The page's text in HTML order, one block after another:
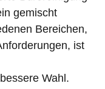
gemischt
Bereichen,
ist
Wahl.